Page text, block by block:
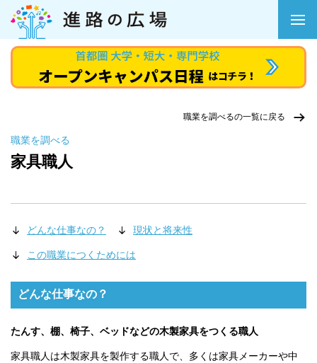
職業を調べるの一覧に戻る
職業を調べる
家具職人
どんな仕事なの？ 現状と将来性
この職業につくためには
どんな仕事なの？
たんす、棚、椅子、ベッドなどの木製家具をつくる職人
家具職人は木製家具を製作する職人で、多くは家具メーカーや中